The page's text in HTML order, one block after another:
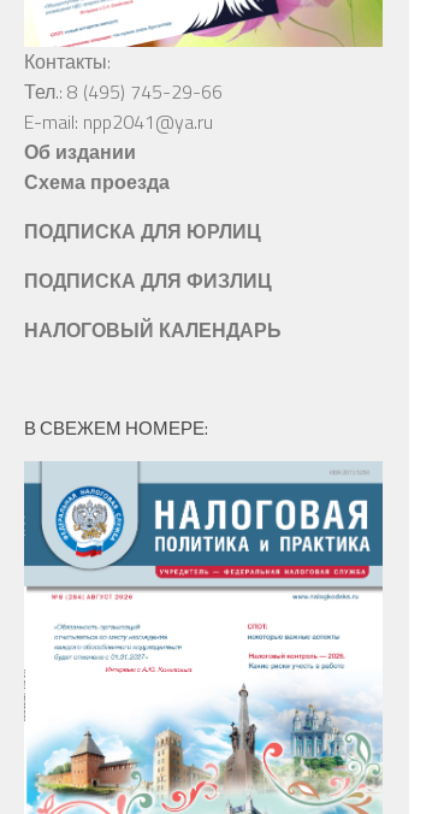
Контакты:
Тел.: 8 (495) 745-29-66
E-mail: npp2041@ya.ru
Об издании
Схема проезда
ПОДПИСКА ДЛЯ ЮРЛИЦ
ПОДПИСКА ДЛЯ ФИЗЛИЦ
НАЛОГОВЫЙ КАЛЕНДАРЬ
В СВЕЖЕМ НОМЕРЕ: